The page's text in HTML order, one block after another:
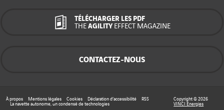
TÉLÉCHARGER LES PDF
THE AGILITY EFFECT MAGAZINE
CONTACTEZ-NOUS
À propos Mentions légales Cookies Déclaration d’accessibilité
RSS
La navette autonome, un condensé de technologies
Copyright © 2026
VINCI Energies